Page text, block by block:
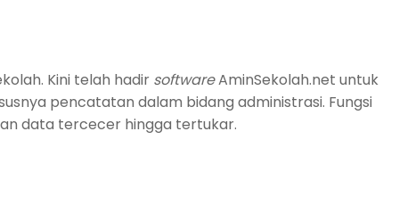
Kini telah hadir softwareAminSekolah.net untuk
pencatatan dalam bidang administrasi. Fungsi
data tercecer hingga tertukar.